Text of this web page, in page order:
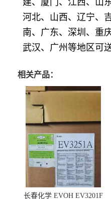
河北、山西、辽宁、
南、广东、深圳、重
武汉、广州等地区可
相关产品：
长春化学 EVOH EV3201F